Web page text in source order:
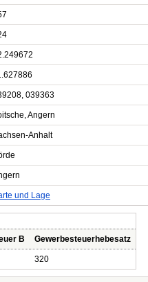
039363
Angern
Anhalt
und Lage
B Gewerbesteuerhebesatz
320